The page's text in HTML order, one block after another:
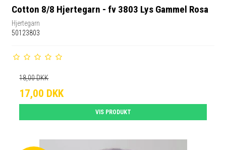
Cotton 8/8 Hjertegarn - fv 3803 Lys Gammel Rosa
Hjertegarn
50123803
18,00 DKK
17,00 DKK
VIS PRODUKT